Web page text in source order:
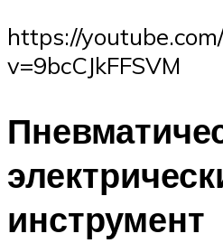
https://
v=9bcCJkFFSVM
инструмент